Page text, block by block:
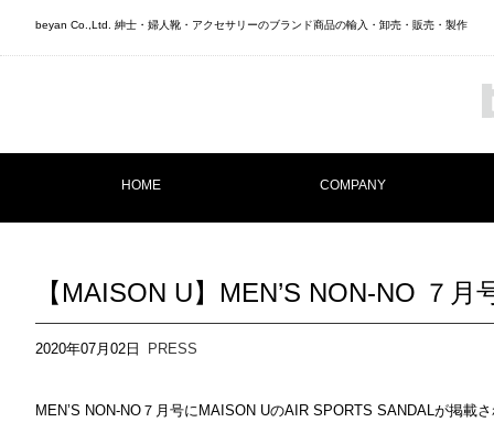
beyan Co.,Ltd. 紳士・婦人靴・アクセサリーのブランド商品の輸入・卸売・販売・製作
HOME COMPANY
【MAISON U】MEN’S NON-NO ７月
2020年07月02日 PRESS
MEN’S NON-NO７月号にMAISON UのAIR SPORTS SANDALが掲載